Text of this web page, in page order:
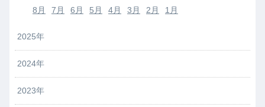
8月 7月 6月 5月 4月 3月 2月 1月
2025年
2024年
2023年